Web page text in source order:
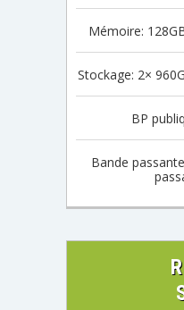
Mémoire:
Stockage: 2×
BP
Bande